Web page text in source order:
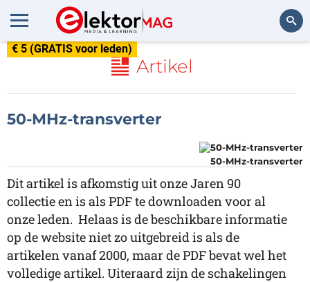
€ 5 (GRATIS voor leden)
Artikel
50-MHz-transverter
50-MHz-transverter
Dit artikel is afkomstig uit onze Jaren 90
collectie en is als PDF te downloaden voor al
onze leden. Helaas is de beschikbare informatie
op de website niet zo uitgebreid is als de
artikelen vanaf 2000, maar de PDF bevat wel het
volledige artikel. Uiteraard zijn de schakelingen